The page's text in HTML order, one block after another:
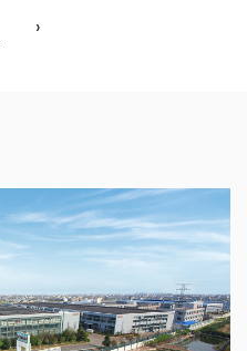
：
多
›